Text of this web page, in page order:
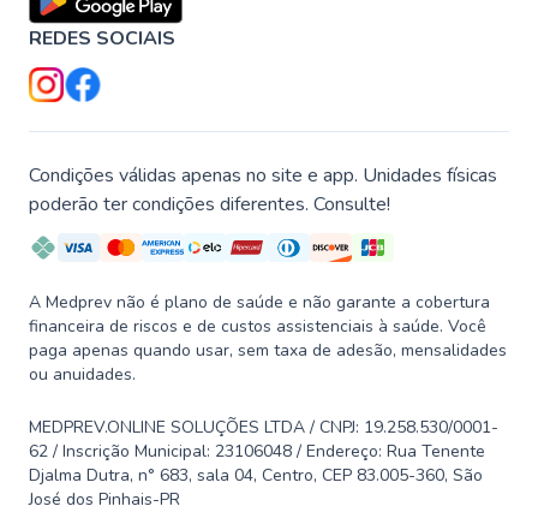
REDES SOCIAIS
Condições válidas apenas no site e app. Unidades físicas
poderão ter condições diferentes. Consulte!
A Medprev não é plano de saúde e não garante a cobertura
financeira de riscos e de custos assistenciais à saúde. Você
paga apenas quando usar, sem taxa de adesão, mensalidades
ou anuidades.
MEDPREV.ONLINE SOLUÇÕES LTDA / CNPJ: 19.258.530/0001-
62 / Inscrição Municipal: 23106048 / Endereço: Rua Tenente
Djalma Dutra, n° 683, sala 04, Centro, CEP 83.005-360, São
José dos Pinhais-PR